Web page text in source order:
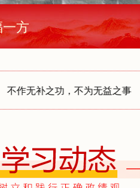
方
之功，不为无益之事 贡